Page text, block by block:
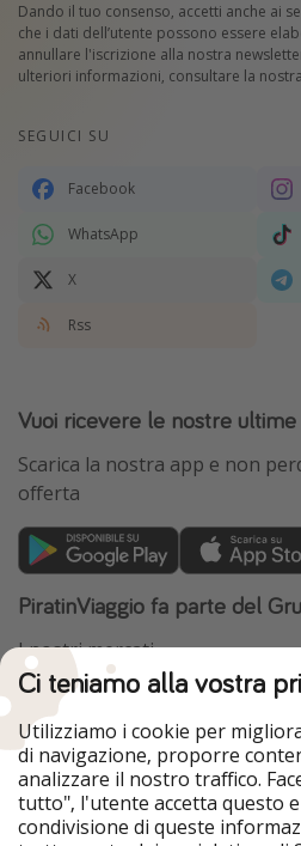
Dando il tuo consenso, accetti anche ai
che i dati dell’utente possono essere
annullare l'iscrizione alla nostra
ulteriori informazioni, consultare la nostra
SEGUICI SU
Facebook
WhatsApp
X
Rss
Vuoi ricevere le nostre
Scarica la nostra app e non
offerta
PiratinViaggio fa parte del
I nostri mercati
HolidayPirates
WakacyjniPiraci
Ferienpiraten
Urlaubspiraten
TravelPirates
Il nostro gruppo
Ci teniamo alla vostra
Utilizziamo i cookie per
di navigazione, proporre
analizzare il nostro traffico.
tutto", l'utente accetta questo
condivisione di queste